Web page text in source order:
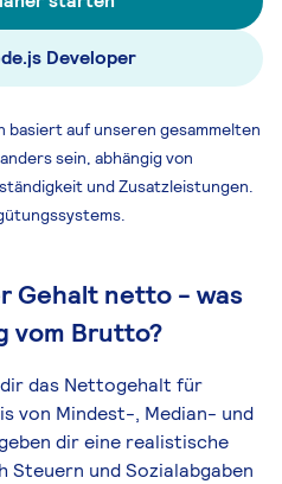
Developer
basiert auf unseren gesammelten
sein, abhängig von
und Zusatzleistungen.
Gehalt netto - was
vom Brutto?
das Netto­gehalt für
von Mindest-, Median- und
dir eine realistische
Steuern und Sozialabgaben